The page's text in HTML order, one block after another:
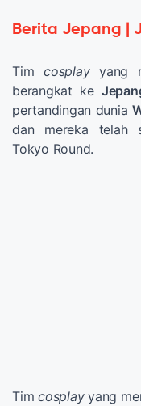
Berita Jepang |
Timcosplayyang
berangkat ke
pertandingan dunia
dan mereka telah
Tokyo Round.
Timcosplayyang